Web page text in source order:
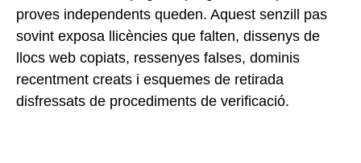
proves independents queden. Aquest senzill pas
sovint exposa llicències que falten, dissenys de
llocs web copiats, ressenyes falses, dominis
recentment creats i esquemes de retirada
disfressats de procediments de verificació.